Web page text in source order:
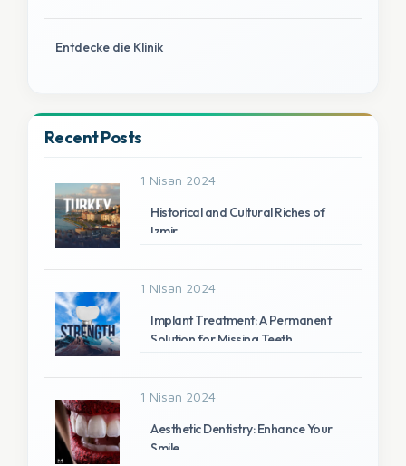
Entdecke die Klinik
Recent Posts
1 Nisan 2024
Historical and Cultural Riches of
Izmir
1 Nisan 2024
Implant Treatment: A Permanent
Solution for Missing Teeth
1 Nisan 2024
Aesthetic Dentistry: Enhance Your
Smile